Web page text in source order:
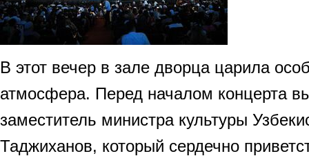
В этот вечер в зале дворца царила
атмосфера. Перед началом концерта
заместитель министра культуры
Таджиханов, который сердечно